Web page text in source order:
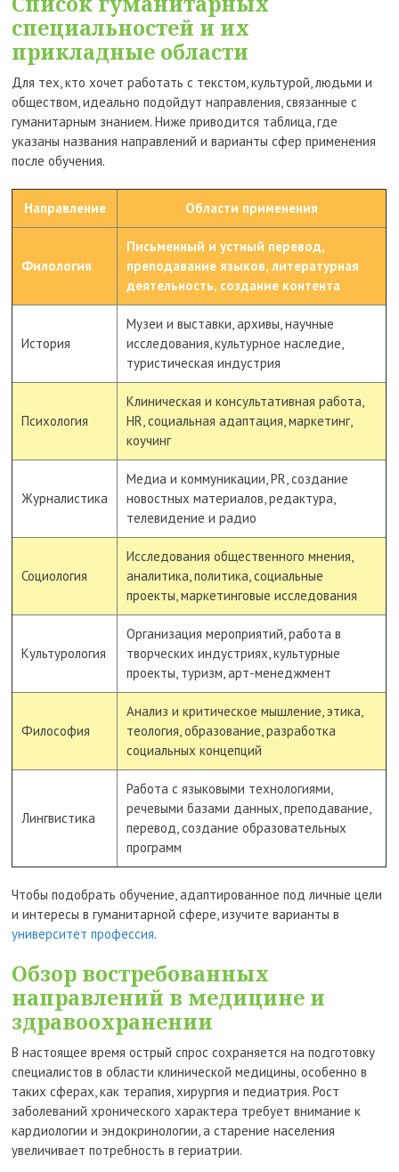
специальностей и их
прикладные области
Для тех, кто хочет работать с текстом, культурой, людьми и
обществом, идеально подойдут направления, связанные с
гуманитарным знанием. Ниже приводится таблица, где
указаны названия направлений и варианты сфер применения
после обучения.
Направление Области применения
Филология
Письменный и устный перевод,
преподавание языков, литературная
деятельность, создание контента
История
Музеи и выставки, архивы, научные
исследования, культурное наследие,
туристическая индустрия
Психология
Клиническая и консультативная работа,
HR, социальная адаптация, маркетинг,
коучинг
Журналистика
Медиа и коммуникации, PR, создание
новостных материалов, редактура,
телевидение и радио
Социология
Исследования общественного мнения,
аналитика, политика, социальные
проекты, маркетинговые исследования
Культурология
Организация мероприятий, работа в
творческих индустриях, культурные
проекты, туризм, арт-менеджмент
Философия
Анализ и критическое мышление, этика,
теология, образование, разработка
социальных концепций
Лингвистика
Работа с языковыми технологиями,
речевыми базами данных, преподавание,
перевод, создание образовательных
программ
Чтобы подобрать обучение, адаптированное под личные цели
и интересы в гуманитарной сфере, изучите варианты в
университет профессия.
Обзор востребованных
направлений в медицине и
здравоохранении
В настоящее время острый спрос сохраняется на подготовку
специалистов в области клинической медицины, особенно в
таких сферах, как терапия, хирургия и педиатрия. Рост
заболеваний хронического характера требует внимание к
кардиологии и эндокринологии, а старение населения
увеличивает потребность в гериатрии.